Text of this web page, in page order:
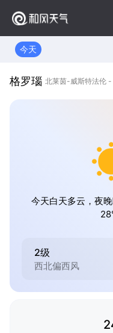
今天
格罗瑙 北莱茵-威斯特法伦 -
今天白天多云，夜
2级
西北偏西风